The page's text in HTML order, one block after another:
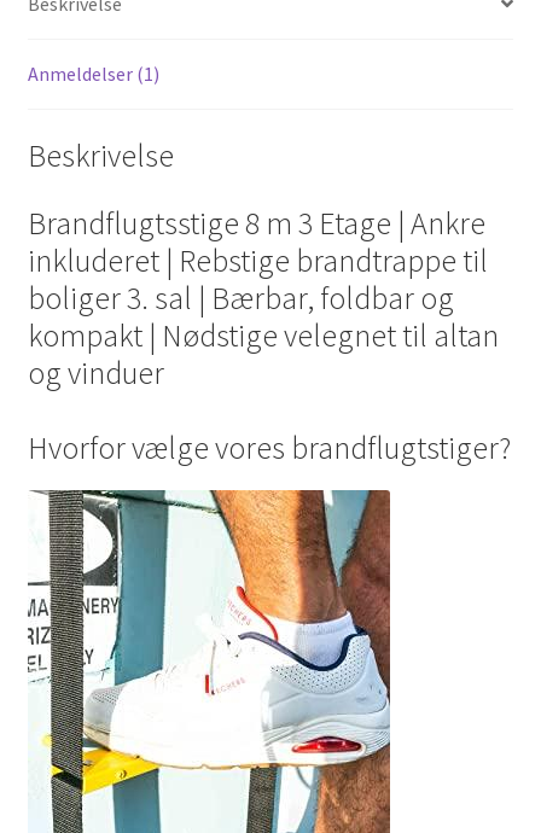
Anmeldelser (1)
Beskrivelse
Brandflugtsstige 8 m 3 Etage | Ankre
inkluderet | Rebstige brandtrappe til
boliger 3. sal | Bærbar, foldbar og
kompakt | Nødstige velegnet til altan
og vinduer
Hvorfor vælge vores brandflugtstiger?